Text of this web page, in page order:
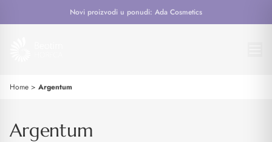
Novi proizvodi u ponudi: Ada Cosmetics
Home > Argentum
Argentum